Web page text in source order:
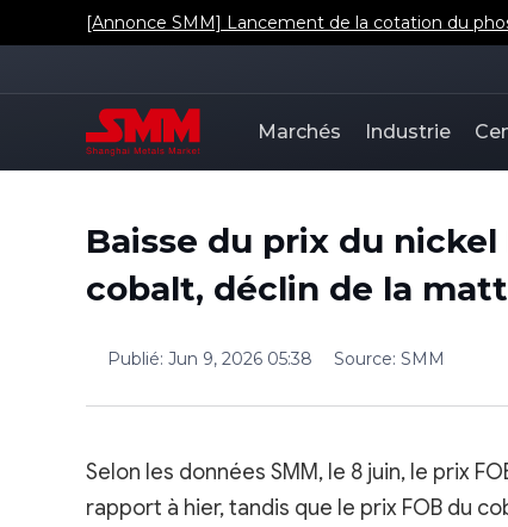
[Annonce SMM] Lancement de la cotation du
Marchés Industrie
Baisse du prix du
cobalt, déclin de la
Publié: Jun 9, 2026 05:38 Source: SMM
Selon les données SMM, le 8 juin, le prix
rapport à hier, tandis que le prix FOB du